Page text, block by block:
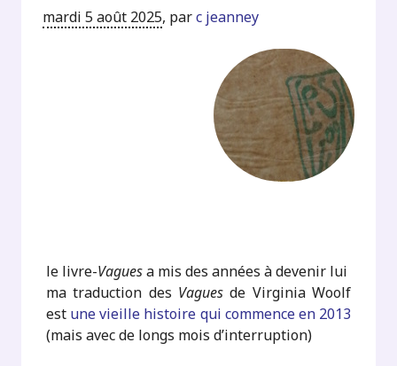
mardi 5 août 2025, parc jeanney
le livre-Vaguesa mis des années à devenir lui
ma traduction des Vagues de Virginia Woolf
est une vieille histoire qui commence en 2013
(mais avec de longs mois d’interruption)